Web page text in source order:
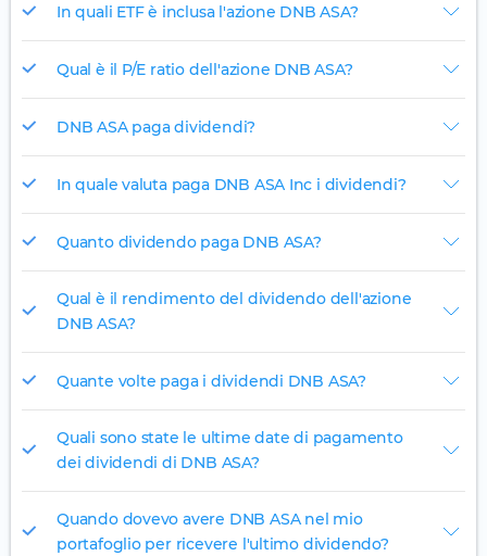
In quali ETF è inclusa l'azione DNB ASA?
Qual è il P/E ratio dell'azione DNB ASA?
DNB ASA paga dividendi?
In quale valuta paga DNB ASA Inc i dividendi?
Quanto dividendo paga DNB ASA?
Qual è il rendimento del dividendo dell'azione
DNB ASA?
Quante volte paga i dividendi DNB ASA?
Quali sono state le ultime date di pagamento
dei dividendi di DNB ASA?
Quando dovevo avere DNB ASA nel mio
portafoglio per ricevere l'ultimo dividendo?